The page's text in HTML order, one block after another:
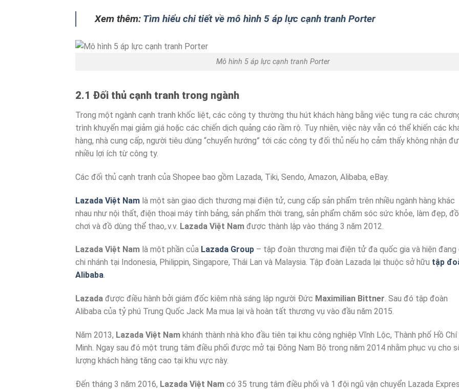
Xem thêm: Tìm hiểu chi tiết về mô hình 5 áp lực cạnh tranh Porter
Mô hình 5 áp lực cạnh tranh Porter
2.1 Đối thủ cạnh tranh trong ngành
Trong một ngành cạnh tranh khốc liệt, các công ty thường thu hút khách hàng bằng việc tung ra các
trình khuyến mại giảm giá hoặc các chiến dịch quảng cáo rầm rộ. Tuy nhiên, việc này vẫn có thể khiến các
hàng, nhà cung cấp, người tiêu dùng “chuyển hướng” tới các công ty đối thủ nếu họ cảm thấy không nhận
nhiều lợi ích từ công ty.
Các đối thủ cạnh tranh của Shopee bao gồm Lazada, Tiki, Sendo, Amazon, Alibaba, eBay.
Lazada Việt Nam là một sàn giao dịch thương mại điện tử, cung cấp sản phẩm trên nhiều ngành hàng khác
nhau như nội thất, điện thoại máy tính bảng, sản phẩm thời trang, sản phẩm chăm sóc sức khỏe, làm đẹp, đồ
chơi và đồ dùng thể thao,.v.v. Lazada Việt Nam được thành lập vào tháng 3 năm 2012.
Lazada Việt Nam là một phần của Lazada Group – tập đoàn thương mại điện tử đa quốc gia và hiện đang
chi nhánh tại Indonesia, Philippin, Singapore, Thái Lan và Malaysia. Tập đoàn Lazada lại thuộc sở hữu tập
Alibaba.
Lazada được điều hành bởi giám đốc kiêm nhà sáng lập người Đức Maximilian Bittner. Sau đó tập đoàn
Alibaba của tỷ phú Trung Quốc Jack Ma mua lại và hoàn tất thương vụ vào đầu năm 2015.
Năm 2013, Lazada Việt Nam khánh thành nhà kho đầu tiên tại khu công nghiệp Vĩnh Lộc, Thành phố Hồ Chí
Minh. Ngay sau đó một trung tâm điều phối được mở tại Đông Nam Bộ trong năm 2014 nhằm phục vụ cho
lượng khách hàng tăng cao tại khu vực này.
Đến tháng 3 năm 2016, Lazada Việt Nam có 35 trung tâm điều phối và 1 đội ngũ vận chuyển Lazada